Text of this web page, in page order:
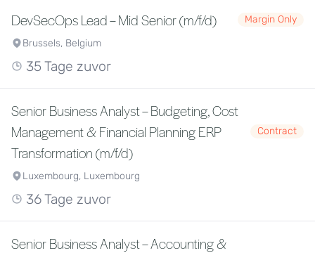
DevSecOps Lead – Mid Senior (m/f/d)
Margin Only
Brussels, Belgium
35 Tage zuvor
Senior Business Analyst – Budgeting, Cost
Management & Financial Planning ERP
Transformation (m/f/d)
Contract
Luxembourg, Luxembourg
36 Tage zuvor
Senior Business Analyst – Accounting &